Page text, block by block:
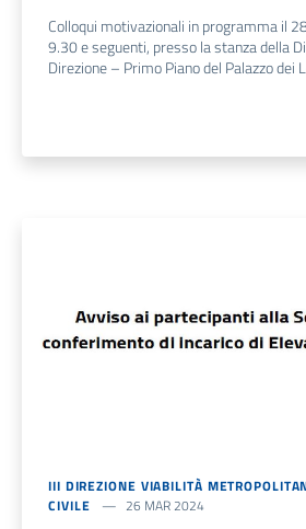
Colloqui motivazionali in programma il
9.30 e seguenti, presso la stanza della
Direzione – Primo Piano del Palazzo dei
III DIREZIONE VIABILITÀ
CIVILE
26 MAR 2024